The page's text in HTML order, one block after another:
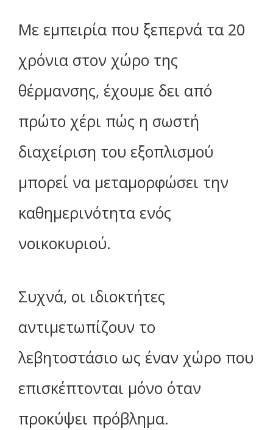
Με εμπειρία που ξεπερνά τα 20
χρόνια στον χώρο της
θέρμανσης, έχουμε δει από
πρώτο χέρι πώς η σωστή
διαχείριση του εξοπλισμού
μπορεί να μεταμορφώσει την
καθημερινότητα ενός
νοικοκυριού.
Συχνά, οι ιδιοκτήτες
αντιμετωπίζουν το
λεβητοστάσιο ως έναν χώρο που
επισκέπτονται μόνο όταν
προκύψει πρόβλημα.